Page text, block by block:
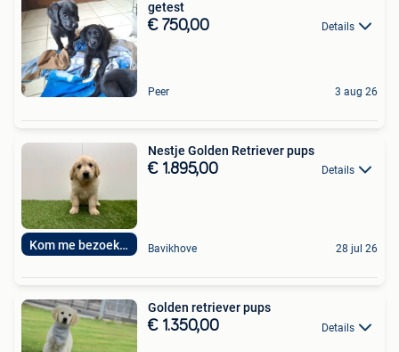
getest
€ 750,00 Details
Peer 3 aug 26
Kom me bezoeken
Nestje Golden Retriever pups
€ 1.895,00 Details
Bavikhove 28 jul 26
Golden retriever pups
€ 1.350,00 Details